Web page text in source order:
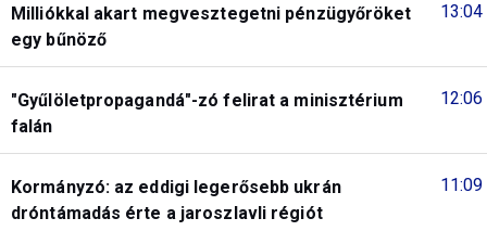
13:04
Milliókkal akart megvesztegetni pénzügyőröket
egy bűnöző
12:06
"Gyűlöletpropagandá"-zó felirat a minisztérium
falán
11:09
Kormányzó: az eddigi legerősebb ukrán
dróntámadás érte a jaroszlavli régiót